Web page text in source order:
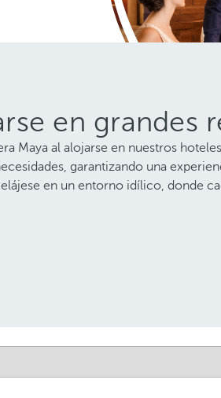
en grandes
Maya al alojarse en nuestros
garantizando una
en un entorno idílico, donde